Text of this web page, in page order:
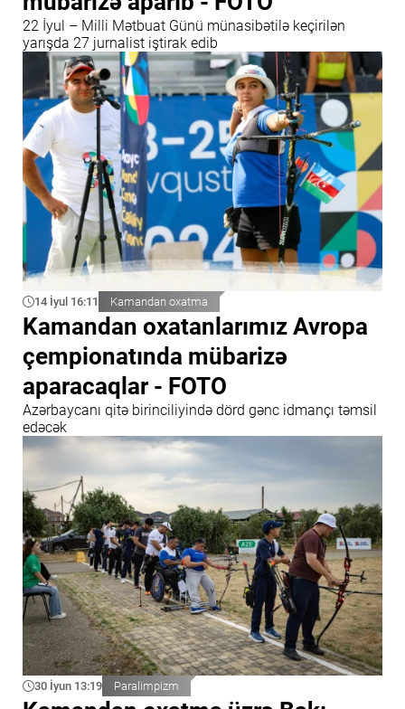
22 İyul – Milli Mətbuat Günü münasibətilə keçirilən
yarışda 27 jurnalist iştirak edib
14 İyul 16:11 Kamandan oxatma
Kamandan oxatanlarımız Avropa
çempionatında mübarizə
aparacaqlar - FOTO
Azərbaycanı qitə birinciliyində dörd gənc idmançı təmsil
edəcək
30 İyun 13:19 Paralimpizm